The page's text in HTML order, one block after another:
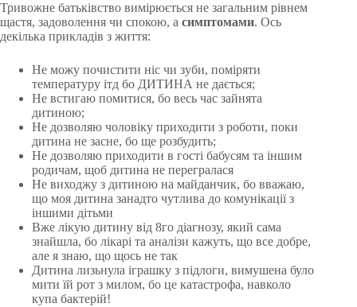
Тривожне батьківство вимірюється не загальним рівнем
щастя, задоволення чи спокою, а симптомами. Ось
декілька прикладів з життя:
Не можу почистити ніс чи зуби, поміряти
температуру ітд бо ДИТИНА не дається;
Не встигаю помитися, бо весь час зайнята
дитиною;
Не дозволяю чоловіку приходити з роботи, поки
дитина не засне, бо ще розбудить;
Не дозволяю приходити в гості бабусям та іншим
родичам, щоб дитина не перегралася
Не виходжу з дитиною на майданчик, бо вважаю,
що моя дитина занадто чутлива до комунікації з
іншими дітьми
Вже лікую дитину від 8го діагнозу, який сама
знайшла, бо лікарі та аналізи кажуть, що все добре,
але я знаю, що щось не так
Дитина лизьнула іграшку з підлоги, вимушена було
мити їй рот з милом, бо це катастрофа, навколо
купа бактерій!